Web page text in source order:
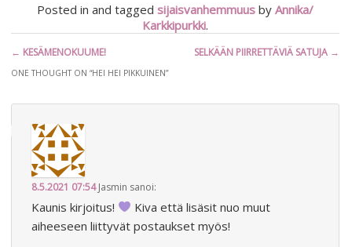
Posted in and taggedsijaisvanhemmuus byAnnika/
Karkkipurkki.
Artikkelien
selaus
← KESÄMENOKUUME! SELKÄÄN PIIRRETTÄVIÄ SATUJA →
ONE THOUGHT ON “HEI HEI PIKKUINEN”
8.5.2021 07:54 Jasmin sanoi:
Kaunis kirjoitus!
Kiva että lisäsit nuo muut
aiheeseen liittyvät postaukset myös!